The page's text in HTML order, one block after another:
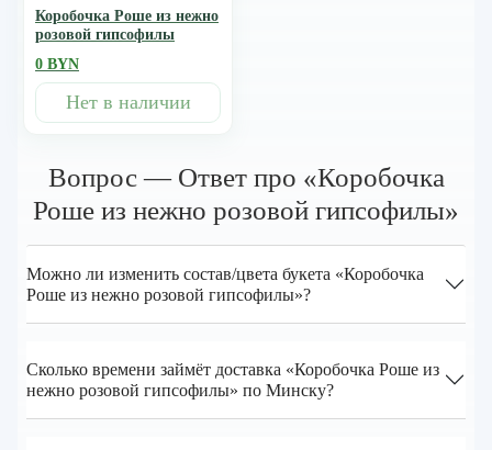
Коробочка Роше из нежно
розовой гипсофилы
0 BYN
Нет в наличии
Вопрос — Ответ про «Коробочка
Роше из нежно розовой гипсофилы»
Можно ли изменить состав/цвета букета «Коробочка
Роше из нежно розовой гипсофилы»?
Сколько времени займёт доставка «Коробочка Роше из
нежно розовой гипсофилы» по Минску?